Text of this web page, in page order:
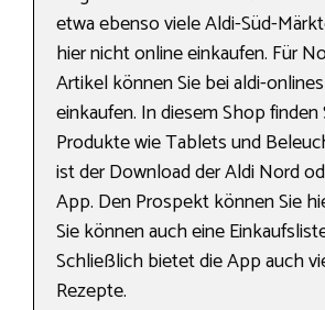
etwa ebenso viele Aldi-Süd-
hier nicht online einkaufen. Für
Artikel können Sie bei aldi-
einkaufen. In diesem Shop finden
Produkte wie Tablets und
ist der Download der Aldi Nord
App. Den Prospekt können Sie
Sie können auch eine
Schließlich bietet die App auch
Rezepte.